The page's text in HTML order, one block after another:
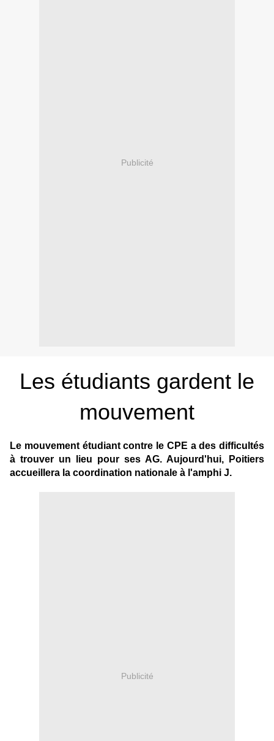
Publicité
Les étudiants gardent le
mouvement
Le mouvement étudiant contre le CPE a des difficultés
à trouver un lieu pour ses AG. Aujourd'hui, Poitiers
accueillera la coordination nationale à l'amphi J.
Publicité